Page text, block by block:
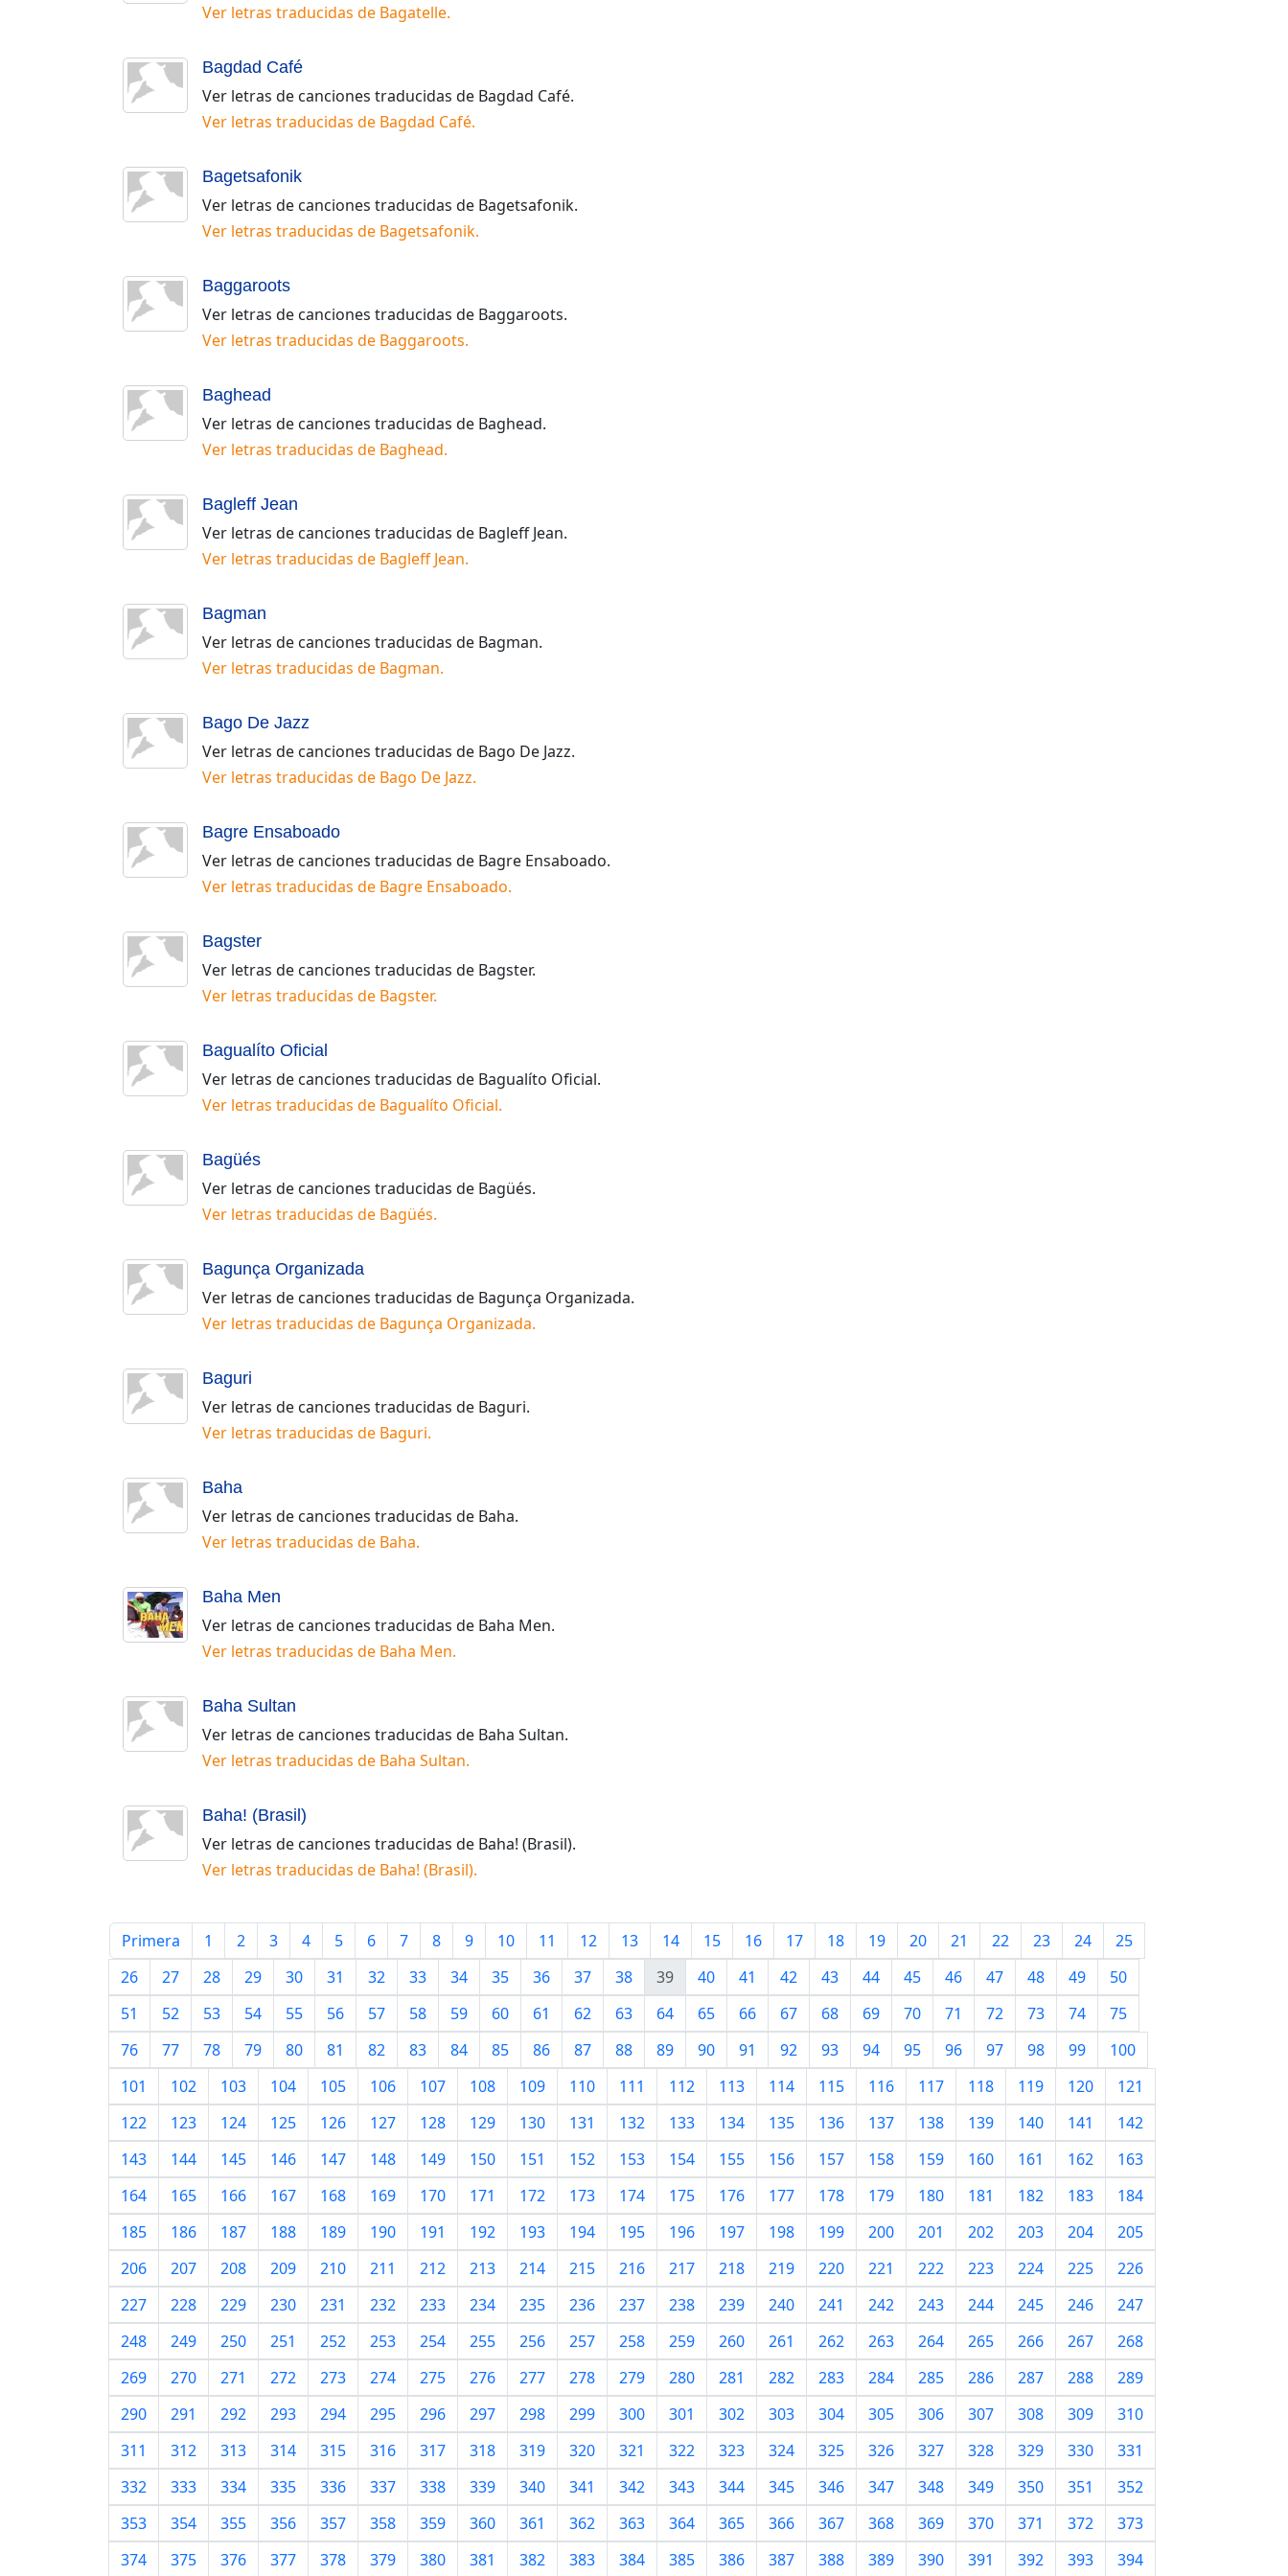
Ver letras traducidas de Bagatelle.
Bagdad Café
Ver letras de canciones traducidas de Bagdad Café.
Ver letras traducidas de Bagdad Café.
Bagetsafonik
Ver letras de canciones traducidas de Bagetsafonik.
Ver letras traducidas de Bagetsafonik.
Baggaroots
Ver letras de canciones traducidas de Baggaroots.
Ver letras traducidas de Baggaroots.
Baghead
Ver letras de canciones traducidas de Baghead.
Ver letras traducidas de Baghead.
Bagleff Jean
Ver letras de canciones traducidas de Bagleff Jean.
Ver letras traducidas de Bagleff Jean.
Bagman
Ver letras de canciones traducidas de Bagman.
Ver letras traducidas de Bagman.
Bago De Jazz
Ver letras de canciones traducidas de Bago De Jazz.
Ver letras traducidas de Bago De Jazz.
Bagre Ensaboado
Ver letras de canciones traducidas de Bagre Ensaboado.
Ver letras traducidas de Bagre Ensaboado.
Bagster
Ver letras de canciones traducidas de Bagster.
Ver letras traducidas de Bagster.
Bagualíto Oficial
Ver letras de canciones traducidas de Bagualíto Oficial.
Ver letras traducidas de Bagualíto Oficial.
Bagüés
Ver letras de canciones traducidas de Bagüés.
Ver letras traducidas de Bagüés.
Bagunça Organizada
Ver letras de canciones traducidas de Bagunça Organizada.
Ver letras traducidas de Bagunça Organizada.
Baguri
Ver letras de canciones traducidas de Baguri.
Ver letras traducidas de Baguri.
Baha
Ver letras de canciones traducidas de Baha.
Ver letras traducidas de Baha.
Baha Men
Ver letras de canciones traducidas de Baha Men.
Ver letras traducidas de Baha Men.
Baha Sultan
Ver letras de canciones traducidas de Baha Sultan.
Ver letras traducidas de Baha Sultan.
Baha! (Brasil)
Ver letras de canciones traducidas de Baha! (Brasil).
Ver letras traducidas de Baha! (Brasil).
Primera 1 2 3 4 5 6 7 8 9 10 11 12 13 14 15 16 17 18 19 20 21 22 23 24
25
26
27 28 29 30 31 32 33 34 35 36 37 38 39 40 41 42 43 44 45 46 47 48 49
50
51
52 53 54 55 56 57 58 59 60 61 62 63 64 65 66 67 68 69 70 71 72 73 74
75
76
77 78 79 80 81 82 83 84 85 86 87 88 89 90 91 92 93 94 95 96 97 98 99
100
101
102 103 104 105 106 107 108 109 110 111 112 113 114 115 116 117 118 119 120
121
122
123 124 125 126 127 128 129 130 131 132 133 134 135 136 137 138 139 140 141
142
143
144 145 146 147 148 149 150 151 152 153 154 155 156 157 158 159 160 161 162
163
164
165 166 167 168 169 170 171 172 173 174 175 176 177 178 179 180 181 182 183
184
185
186 187 188 189 190 191 192 193 194 195 196 197 198 199 200 201 202 203 204
205
206
207 208 209 210 211 212 213 214 215 216 217 218 219 220 221 222 223 224 225
226
227
228 229 230 231 232 233 234 235 236 237 238 239 240 241 242 243 244 245 246
247
248
249 250 251 252 253 254 255 256 257 258 259 260 261 262 263 264 265 266 267
268
269
270 271 272 273 274 275 276 277 278 279 280 281 282 283 284 285 286 287 288
289
290
291 292 293 294 295 296 297 298 299 300 301 302 303 304 305 306 307 308 309
310
311
312 313 314 315 316 317 318 319 320 321 322 323 324 325 326 327 328 329 330
331
332
333 334 335 336 337 338 339 340 341 342 343 344 345 346 347 348 349 350 351
352
353
354 355 356 357 358 359 360 361 362 363 364 365 366 367 368 369 370 371 372
373
374
375 376 377 378 379 380 381 382 383 384 385 386 387 388 389 390 391 392 393 394